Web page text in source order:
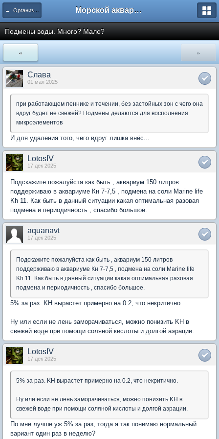
← Организация морских систем Морской аквариум. Форумы ReefCentral.ru
Подмены воды. Много? Мало?
« »
Слава
01 мая 2025
при работающем пеннике и течении, без застойных зон с чего она
вдруг будет не свежей? Подмены делаются для восполнения
микроэлементов
И для удаления того, чего вдруг лишка внёс...
LotosIV
17 дек 2025
Подскажите пожалуйста как быть , аквариум 150 литров
поддерживаю в аквариуме Кн 7-7,5 , подмена на соли Marine life
Kh 11. Как быть в данный ситуации какая оптимальная разовая
подмена и периодичность , спасибо большое.
aquanavt
17 дек 2025
Подскажите пожалуйста как быть , аквариум 150 литров
поддерживаю в аквариуме Кн 7-7,5 , подмена на соли Marine life
Kh 11. Как быть в данный ситуации какая оптимальная разовая
подмена и периодичность , спасибо большое.
5% за раз. KH вырастет примерно на 0.2, что некритично.
Ну или если не лень заморачиваться, можно понизить KH в
свежей воде при помощи соляной кислоты и долгой аэрации.
LotosIV
17 дек 2025
5% за раз. KH вырастет примерно на 0.2, что некритично.
Ну или если не лень заморачиваться, можно понизить KH в
свежей воде при помощи соляной кислоты и долгой аэрации.
По мне лучше уж 5% за раз, тогда я так понимаю нормальный
вариант один раз в неделю?